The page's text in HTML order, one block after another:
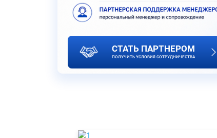
СТАТЬ ПАРТНЕРОМ
ПОЛУЧИТЬ УСЛОВИЯ СОТРУДНИЧЕСТВА